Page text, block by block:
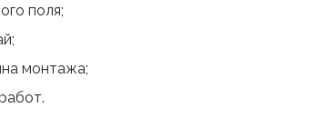
поля;
монтажа;